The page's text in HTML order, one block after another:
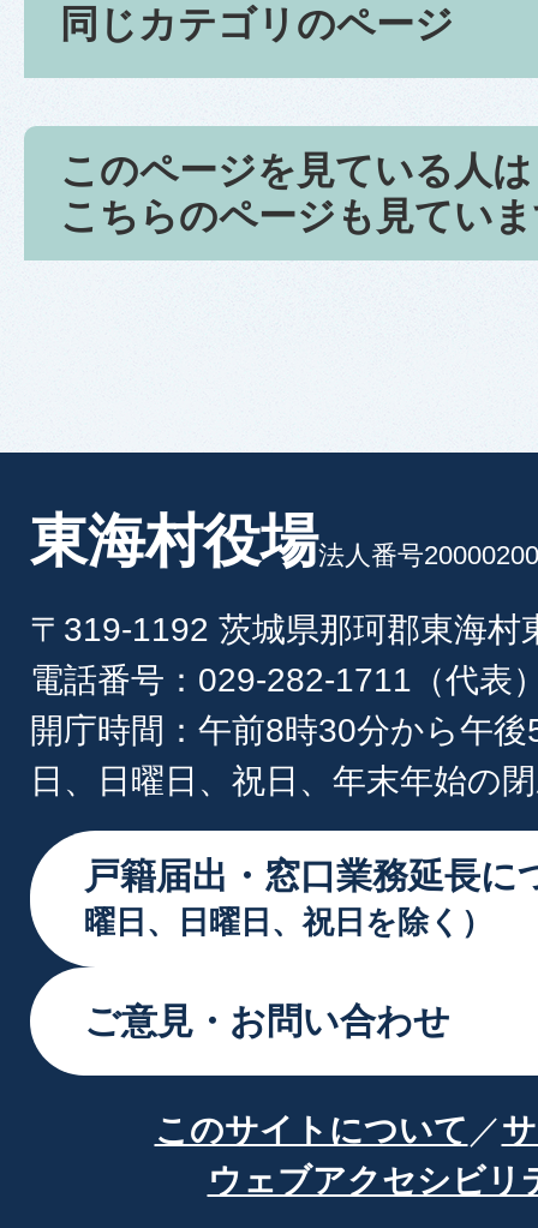
同じカテゴリのページ
このページを見ている人は
こちらのページも見てい
東海村役場法人番号
〒319-1192 茨城県那珂郡東海村
電話番号：029-282-1711（代表
開庁時間：午前8時30分から午
日、日曜日、祝日、年末年始の
戸籍届出・窓口業務延長に
曜日、日曜日、祝日を除く）
ご意見・お問い合わせ
このサイトについて
ウェブアクセシビリ